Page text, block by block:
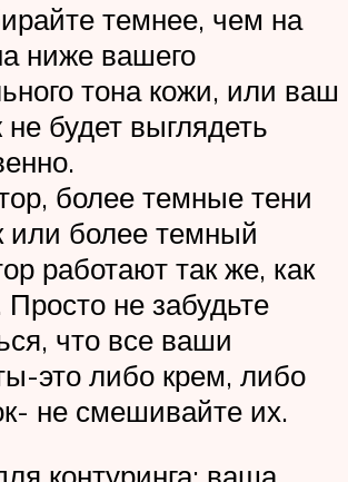
темнее, чем на
ниже вашего
тона кожи, или ваш
будет выглядеть
более темные тени
или более темный
работают так же, как
Просто не забудьте
что все ваши
это либо крем, либо
не смешивайте их.